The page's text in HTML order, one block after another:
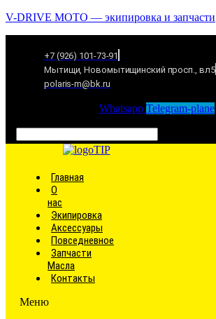
V-DRIVE MOTO — экипировка и запчасти
+7 (926) 101-73-91
Мытищи, Новомытищинский просп., вл5
polaris-m@bk.ru
Whatsapp Telegram-plane
Главная
О
нас
Экипировка
Аксессуары
Повседневное
Запчасти
Масла
Контакты
Меню